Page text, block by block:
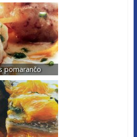
pomarančo